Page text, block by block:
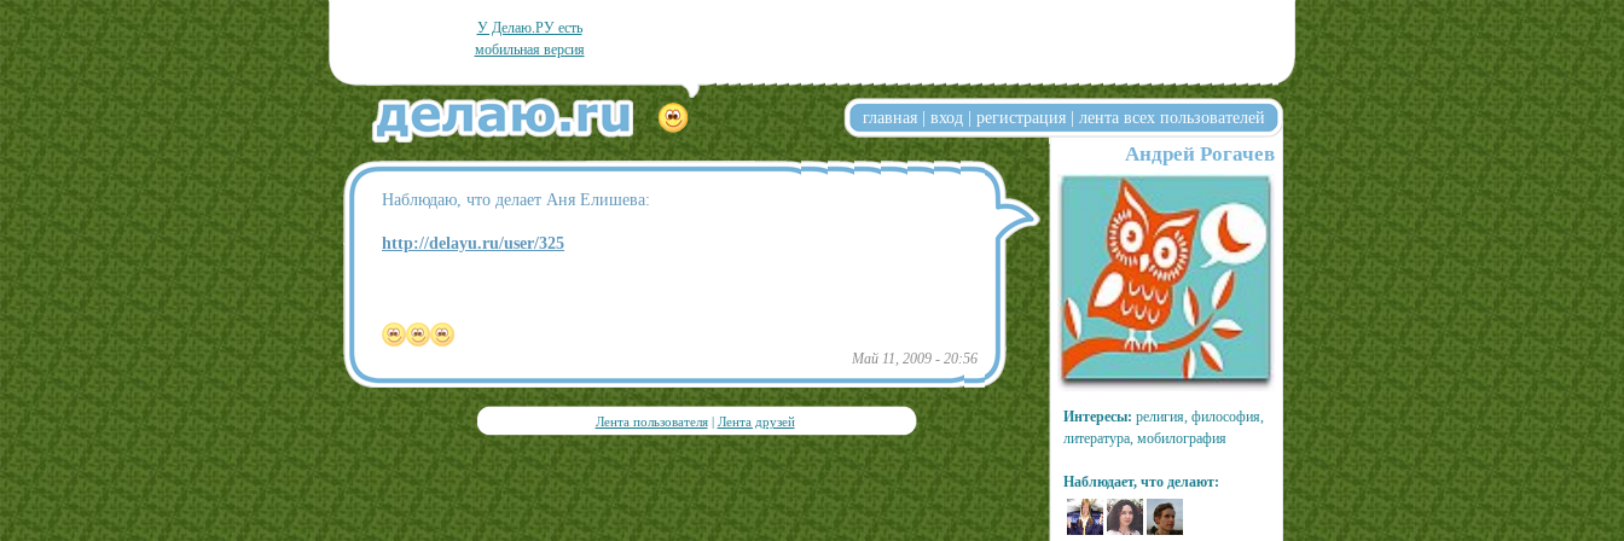
У Делаю.РУ есть
мобильная версия
главная | вход | регистрация | лента всех пользователей
Наблюдаю, что делает Аня Елишева:
http://delayu.ru/user/325
Май 11, 2009 - 20:56
Лента пользователя| Лента друзей
Андрей Рогачев
Интересы: религия, философия,
литература, мобилография
Наблюдает, что делают: